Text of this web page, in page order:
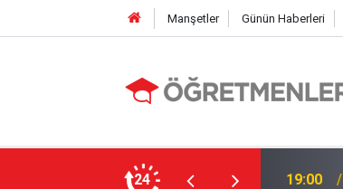
Manşetler Günün Haberleri
24
En Çok Öğretmen Aradığı 15 Branş! 19:00